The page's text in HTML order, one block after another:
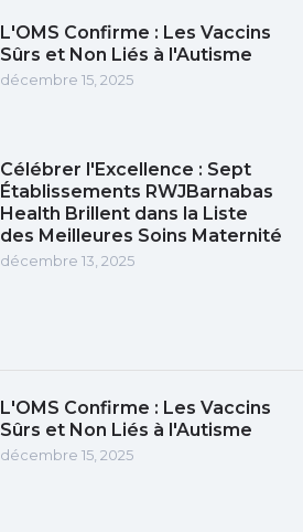
L'OMS Confirme : Les Vaccins
Sûrs et Non Liés à l'Autisme
décembre 15, 2025
Célébrer l'Excellence : Sept
Établissements RWJBarnabas
Health Brillent dans la Liste
des Meilleures Soins Maternité
décembre 13, 2025
L'OMS Confirme : Les Vaccins
Sûrs et Non Liés à l'Autisme
décembre 15, 2025